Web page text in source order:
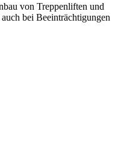
von Treppenliften und
bei Beeinträchtigungen